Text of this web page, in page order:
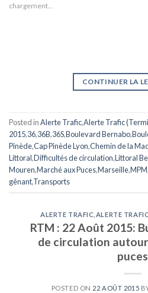
chargement…
CONTINUER LA
Posted inAlerte Trafic,Alerte Trafic
2015,36,36B,36S,Boulevard Bernabo,
Pinède,Cap Pinède Lyon,Chemin de la
Littoral,Difficultés de circulation,Littoral
Mouren,Marché aux Puces,Marseille,MPM,
gênant,Transports
ALERTE TRAFIC ALERTE
RTM : 22 Août 2015:
de circulation
puces
POSTED ON 22 AOÛT 2015